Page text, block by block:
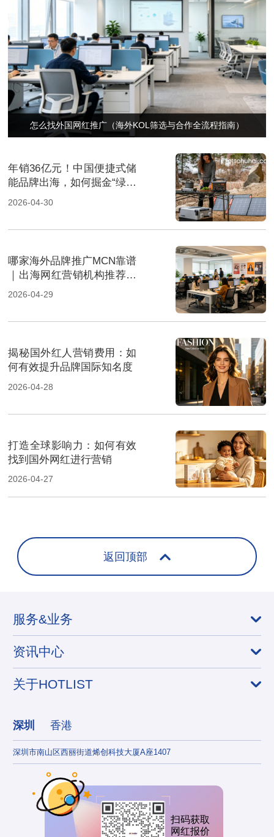
怎么找外国网红推广（海外KOL筛选与合作全流程指南）
年销36亿元！中国便捷式储
能品牌出海，如何掘金“绿色
经济”新风口
2026-04-30
哪家海外品牌推广MCN靠谱
｜出海网红营销机构推荐指
南
2026-04-29
揭秘国外红人营销费用：如
何有效提升品牌国际知名度
2026-04-28
打造全球影响力：如何有效
找到国外网红进行营销
2026-04-27
返回顶部
服务&业务
资讯中心
关于HOTLIST
深圳 香港
深圳市南山区西丽街道烯创科技大厦A座1407
扫码获取
网红报价